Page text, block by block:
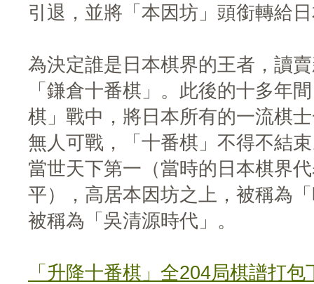
引退，並將「本因坊」頭銜轉給
為決定誰是日本棋界的王者，讀
「鎌倉十番棋」。此後的十多年
棋」戰中，將日本所有的一流棋
無人可戰，「十番棋」不得不結
當世天下第一（當時的日本棋界
平），高居本因坊之上，被稱為
被稱為「吳清源時代」。
「升降十番棋」全204局棋譜打包